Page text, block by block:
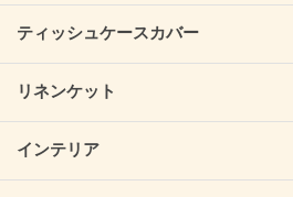
ティッシュケースカバー
リネンケット
インテリア